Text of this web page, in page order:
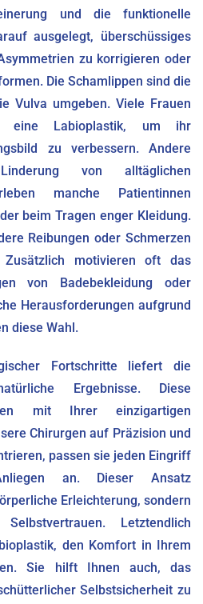
und die funktionelle
ausgelegt, überschüssiges
zu korrigieren oder
Die Schamlippen sind die
Vulva umgeben. Viele Frauen
eine Labioplastik, um ihr
zu verbessern. Andere
von alltäglichen
manche Patientinnen
beim Tragen enger Kleidung.
Reibungen oder Schmerzen
motivieren oft das
von Badebekleidung oder
Herausforderungen aufgrund
diese Wahl.
Fortschritte liefert die
Ergebnisse. Diese
mit Ihrer einzigartigen
Chirurgen auf Präzision und
passen sie jeden Eingriff
an. Dieser Ansatz
Erleichterung, sondern
Letztendlich
den Komfort in Ihrem
Sie hilft Ihnen auch, das
Selbstsicherheit zu